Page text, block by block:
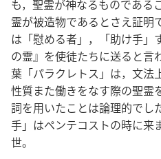
も，聖霊が神なるものである
霊が被造物であるとさえ証明
は「慰める者」，「助け手」
の霊』を使徒たちに送ると言
葉「パラクレトス」は，文法
性質また働きをなす際の聖霊
詞を用いたことは論理的でし
手」はペンテコストの時に
世。